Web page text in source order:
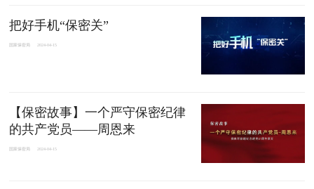
把好手机“保密关”
国家保密局 2024-04-15
【保密故事】一个严守保密纪律
的共产党员——周恩来
国家保密局 2024-04-15